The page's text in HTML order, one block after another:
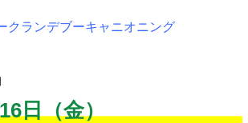
クランデブーキャニオニング
日（金）